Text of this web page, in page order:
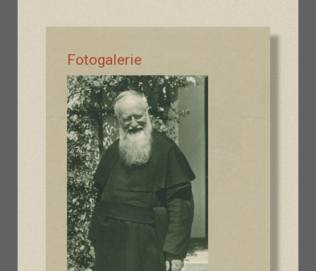
Fotogalerie